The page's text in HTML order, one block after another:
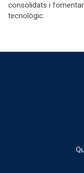
consolidats i
tecnològic.